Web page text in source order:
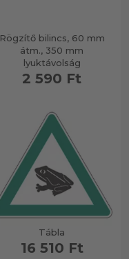
Rögzítő bilincs, 60 mm
átm., 350 mm
lyuktávolság
2 590 Ft
Tábla
16 510 Ft